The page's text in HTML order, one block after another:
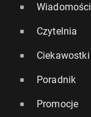
Wiadomości
Czytelnia
Ciekawostki
Poradnik
Promocje